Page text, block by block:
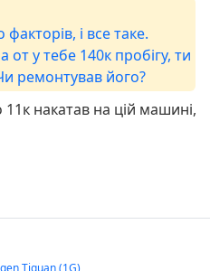
і все таке.
от у тебе 140к пробігу, ти
ремонтував його?
накатав на цій машині,
Tiguan (1G)